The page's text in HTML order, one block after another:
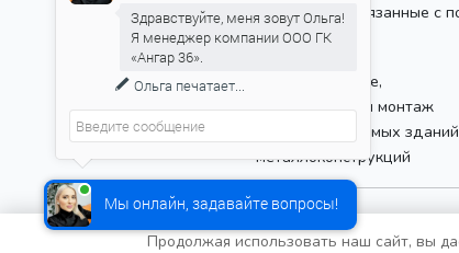
урожая и минимизируя риски, связанные с
Проектирование,
производство и монтаж
быстровозводимых
металлоконструкций
Продолжая использовать наш сайт, вы
Мы онлайн, задавайте вопросы!
Здравствуйте, меня зовут Ольга!
Я менеджер компании ООО ГК
«Ангар 36».
Ольга печатает...